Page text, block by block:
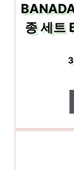
종 세트